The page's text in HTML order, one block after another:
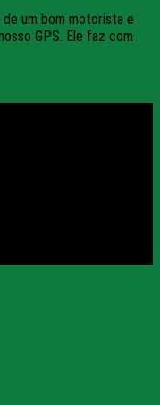
um bom motorista e
GPS. Ele faz com